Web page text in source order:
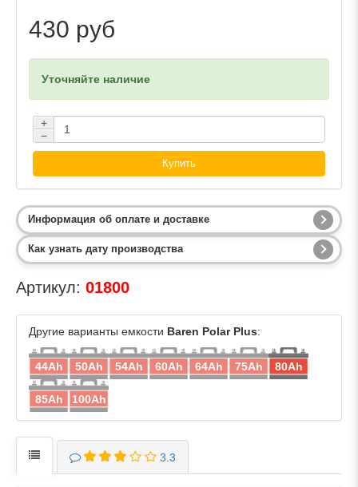
430 руб
Уточняйте наличие
+
−
Купить
Информация об оплате и доставке
Как узнать дату производства
Артикул: 01800
Другие варианты емкости Baren Polar Plus:
44Ah 50Ah 54Ah 60Ah 64Ah 75Ah 80Ah
85Ah 100Ah
3.3